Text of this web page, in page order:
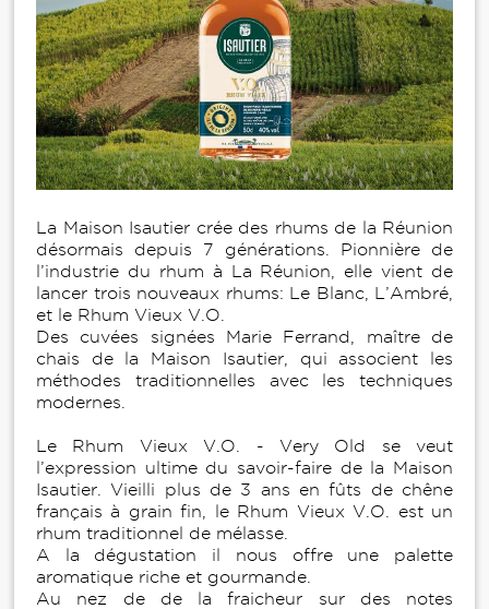
La Maison Isautier crée des rhums de la Réunion
désormais depuis 7 générations. Pionnière de
l’industrie du rhum à La Réunion, elle vient de
lancer trois nouveaux rhums: Le Blanc, L’Ambré,
et le Rhum Vieux V.O.
Des cuvées signées Marie Ferrand, maître de
chais de la Maison Isautier, qui associent les
méthodes traditionnelles avec les techniques
modernes.
Le Rhum Vieux V.O. - Very Old se veut
l’expression ultime du savoir-faire de la Maison
Isautier. Vieilli plus de 3 ans en fûts de chêne
français à grain fin, le Rhum Vieux V.O. est un
rhum traditionnel de mélasse.
A la dégustation il nous offre une palette
aromatique riche et gourmande.
Au nez de de la fraicheur sur des notes